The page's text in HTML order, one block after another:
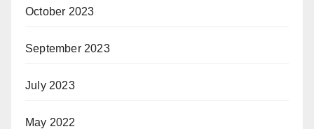
October 2023
September 2023
July 2023
May 2022